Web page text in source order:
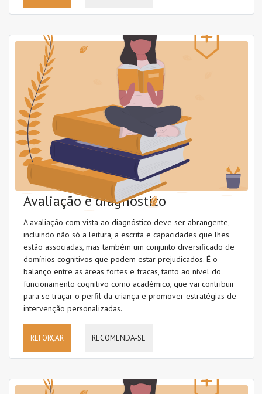
Caligrafia
Código ortográfico
Compreensão da leitura
Compreensão oral
Conhecimento das letras
Conhecimento lexical (vocabulário)
Conhecimento morfológico
Conhecimento sintático
Consciência fonémica
Consciência fonológica
Desenvolvimento linguístico
Dificuldades de aprendizagem
Escrita (codificação)
Fonologia
Intervenção
Avaliação e diagnóstico
A avaliação com vista ao diagnóstico deve ser abrangente,
incluindo não só a leitura, a escrita e capacidades que lhes
estão associadas, mas também um conjunto diversificado de
domínios cognitivos que podem estar prejudicados. É o
balanço entre as áreas fortes e fracas, tanto ao nível do
funcionamento cognitivo como académico, que vai contribuir
para se traçar o perfil da criança e promover estratégias de
intervenção personalizadas.
REFORÇAR RECOMENDA-SE